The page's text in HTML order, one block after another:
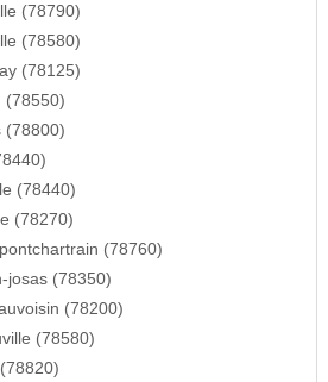
(78790)
(78580)
(78125)
(78550)
(78800)
(78440)
(78270)
(78760)
josas (78350)
(78200)
(78580)